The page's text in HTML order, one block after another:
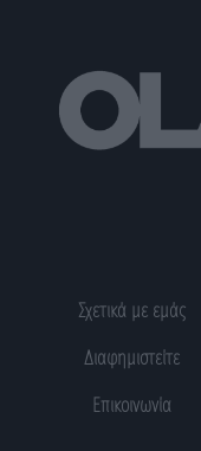
Σχετικά με εμάς
Διαφημιστείτε
Επικοινωνία